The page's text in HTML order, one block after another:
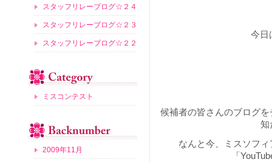
今
候補者の皆さんのブログ
知
なんと今、ミスソフ
「
スタッフリレーブログ☆２４
スタッフリレーブログ☆２３
スタッフリレーブログ☆２２
ミスコンテスト
2009年11月